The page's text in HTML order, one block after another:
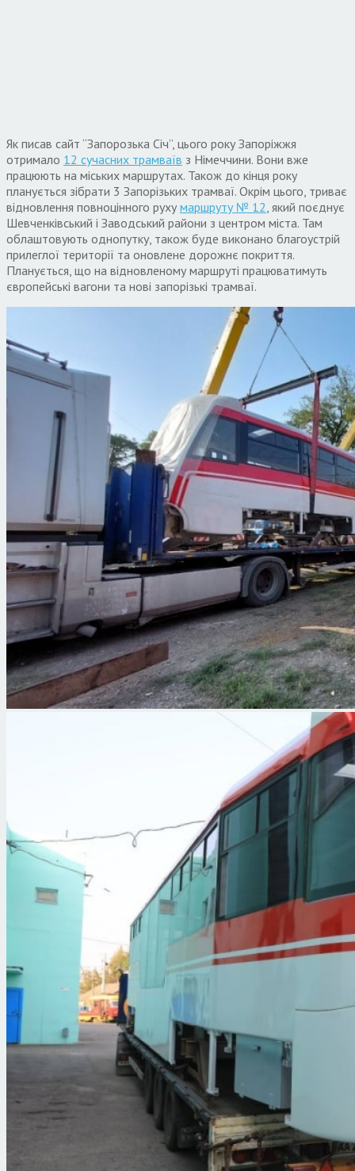
Як писав сайт “Запорозька Січ”, цього року Запоріжжя
отримало 12 сучасних трамваїв з Німеччини. Вони вже
працюють на міських маршрутах. Також до кінця року
планується зібрати 3 Запорізьких трамваї. Окрім цього, триває
відновлення повноцінного руху маршруту № 12, який поєднує
Шевченківський і Заводський райони з центром міста. Там
облаштовують однопутку, також буде виконано благоустрій
прилеглої території та оновлене дорожнє покриття.
Планується, що на відновленому маршруті працюватимуть
європейські вагони та нові запорізькі трамваї.